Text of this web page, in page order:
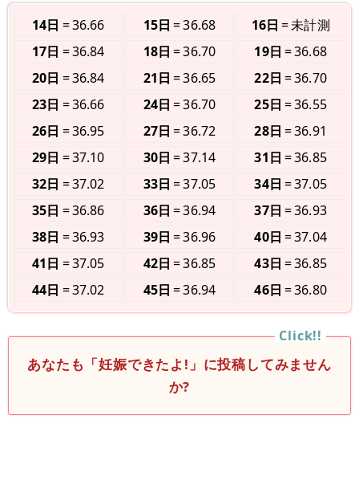
14日 36.66 15日 36.68 16日
未計測
17日
36.84 18日 36.70 19日
36.68
20日
36.84 21日 36.65 22日
36.70
23日
36.66 24日 36.70 25日
36.55
26日
36.95 27日 36.72 28日
36.91
29日
37.10 30日 37.14 31日
36.85
32日
37.02 33日 37.05 34日
37.05
35日
36.86 36日 36.94 37日
36.93
38日
36.93 39日 36.96 40日
37.04
41日
37.05 42日 36.85 43日
36.85
44日
37.02 45日 36.94 46日 36.80
あなたも「妊娠できたよ!」に投稿してみません
か?